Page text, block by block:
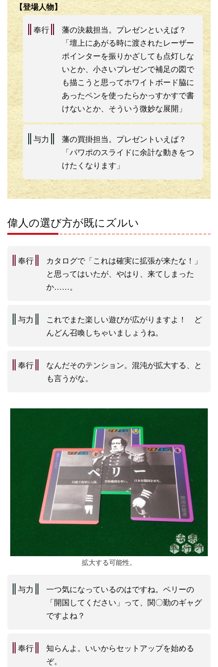
【登場人物】
奉行
藩の決裁担当。プレゼンといえば？
「壇上にあがる時に渡されたレーザー
ポインターを振りかざしても点灯しな
いとか、小さいプレゼンで補足の図で
も描こうと思ってホワイトボード脇に
あったペンを使ったらかっすかすで書
けないとか、そういう微妙な展開」
与力
藩の買掛担当。プレゼントいえば？
「パワポのスライドに余計な動きをつ
けたくなります」
偉人の選び方が既にズルい
奉行
カタログで「これは確実に拡張が来たな！」
と思ってはいたが、やはり、来てしまった
か……。
与力
これでまた楽しい遊びが広がりますよ！ ど
んどん召喚しちゃいましょうね。
奉行
なんだそのテンション。混沌が拡大する、と
も言うがな。
拡大する可能性。
与力
一つ気になっているのはですね。ペリーの
「開国してください」って、関〇勤のギャグ
ですよね？
奉行
知らんよ。いいからセットアップを始める
ぞ。